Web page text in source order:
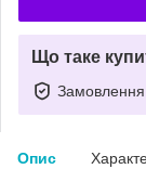
Що таке
Замовлення
Опис